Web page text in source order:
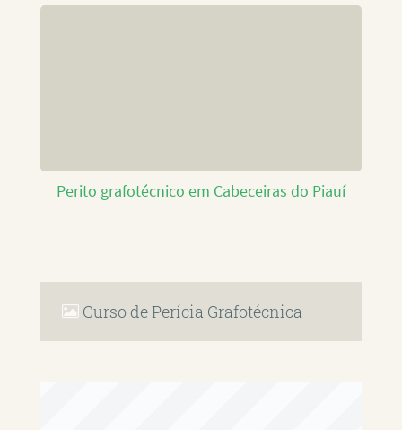
Perito grafotécnico em Cabeceiras do Piauí
Curso de Perícia Grafotécnica